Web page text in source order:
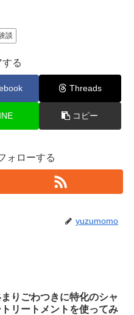
談
する
Threads
コピー
ォローする
yuzumomo
りごわつきに特化のシャ
トリートメントを使ってみ